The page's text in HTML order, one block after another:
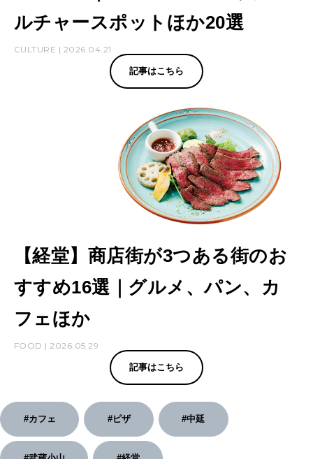
ルチャースポットほか20選
CULTURE | 2026.04.21
記事はこちら
【経堂】商店街が3つある街のお
すすめ16選｜グルメ、パン、カ
フェほか
FOOD | 2026.05.29
記事はこちら
#カフェ #ピザ #中延